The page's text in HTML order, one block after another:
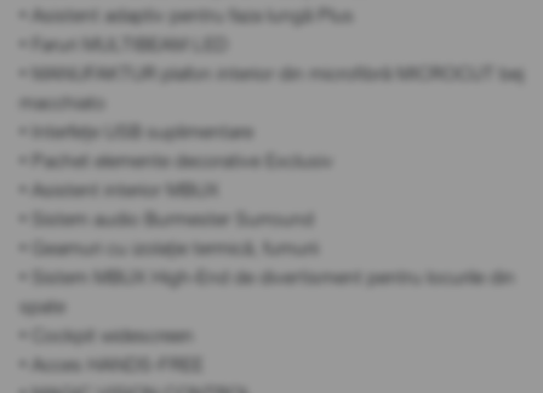
• Asistent adaptiv pentru faza lungă Plus
• Faruri MULTIBEAM LED
• MANUFAKTUR plafon interior din microfibră MICROCUT bej
macchiato
• Interfețe USB suplimentare
• Pachet elemente decorative Exclusiv
• Asistent interior MBUX
• Sistem audio Burmester Surround
• Geamuri cu izolație termică, fumurii
• Sistem MBUX High-End de divertisment pentru locurile din
spate
• Cockpit widescreen
• Acces HANDS-FREE